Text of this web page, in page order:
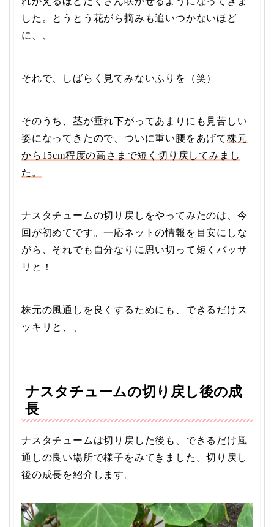
した。とうとう花がら摘みも追いつかないほど
に、、
それで、しばらく見てみないふりを（笑）
そのうち、茎が垂れ下がってあまりにも見苦しい
姿になってきたので、ついに重い腰をあげて株元
から15cm程度の高さまで短く切り戻してみまし
た。
ナスタチュームの切り戻しをやってみたのは、今
回が初めてです。一応ネットの情報を目安にしな
がら、それでも自分なりに思い切って短くバッサ
リと！
株元の風通しを良くするためにも、できるだけス
ッキリと、、
ナスタチュームの切り戻し後の成
長
ナスタチュームは切り戻した後も、できるだけ風
通しの良い場所で様子をみてきました。切り戻し
後の成長を紹介します。